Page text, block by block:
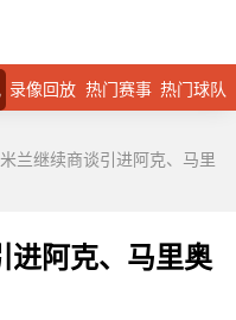
录像回放 热门赛事 热门球队
兰继续商谈引进阿克、马里
进阿克、马里奥